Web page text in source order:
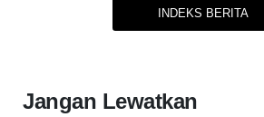
INDEKS BERITA
Jangan Lewatkan